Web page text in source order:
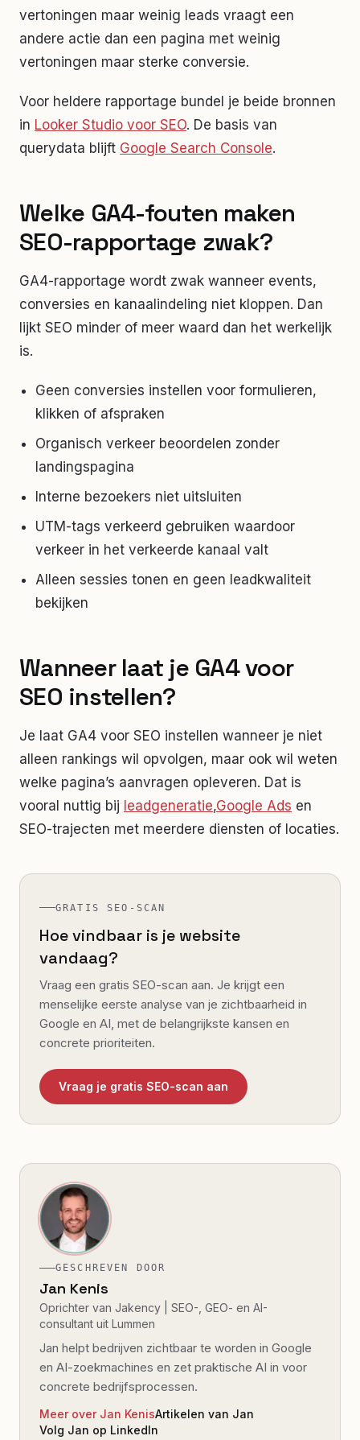
vertoningen maar weinig leads vraagt een
andere actie dan een pagina met weinig
vertoningen maar sterke conversie.
Voor heldere rapportage bundel je beide bronnen
in Looker Studio voor SEO. De basis van
querydata blijft Google Search Console.
Welke GA4-fouten maken
SEO-rapportage zwak?
GA4-rapportage wordt zwak wanneer events,
conversies en kanaalindeling niet kloppen. Dan
lijkt SEO minder of meer waard dan het werkelijk
is.
Geen conversies instellen voor formulieren,
klikken of afspraken
Organisch verkeer beoordelen zonder
landingspagina
Interne bezoekers niet uitsluiten
UTM-tags verkeerd gebruiken waardoor
verkeer in het verkeerde kanaal valt
Alleen sessies tonen en geen leadkwaliteit
bekijken
Wanneer laat je GA4 voor
SEO instellen?
Je laat GA4 voor SEO instellen wanneer je niet
alleen rankings wil opvolgen, maar ook wil weten
welke pagina’s aanvragen opleveren. Dat is
vooral nuttig bij leadgeneratie,Google Ads en
SEO-trajecten met meerdere diensten of locaties.
GRATIS SEO-SCAN
Hoe vindbaar is je website
vandaag?
Vraag een gratis SEO-scan aan. Je krijgt een
menselijke eerste analyse van je zichtbaarheid in
Google en AI, met de belangrijkste kansen en
concrete prioriteiten.
Vraag je gratis SEO-scan aan
GESCHREVEN DOOR
Jan Kenis
Oprichter van Jakency | SEO-, GEO- en AI-
consultant uit Lummen
Jan helpt bedrijven zichtbaar te worden in Google
en AI-zoekmachines en zet praktische AI in voor
concrete bedrijfsprocessen.
Meer over Jan KenisArtikelen van Jan
Volg Jan op LinkedIn